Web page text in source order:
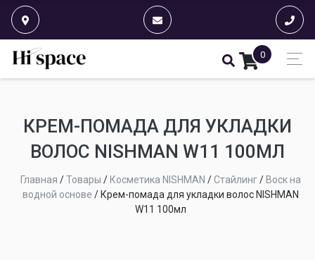
0
КРЕМ-ПОМАДА ДЛЯ УКЛАДКИ
ВОЛОС NISHMAN W11 100МЛ
Главная /Товары / Косметика NISHMAN /Стайлинг/ Воск на
водной основе / Крем-помада для укладки волос NISHMAN
W11 100мл